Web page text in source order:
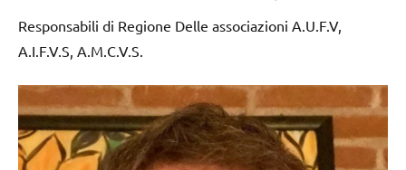
Responsabili di Regione Delle associazioni A.U.F.V,
A.I.F.V.S, A.M.C.V.S.